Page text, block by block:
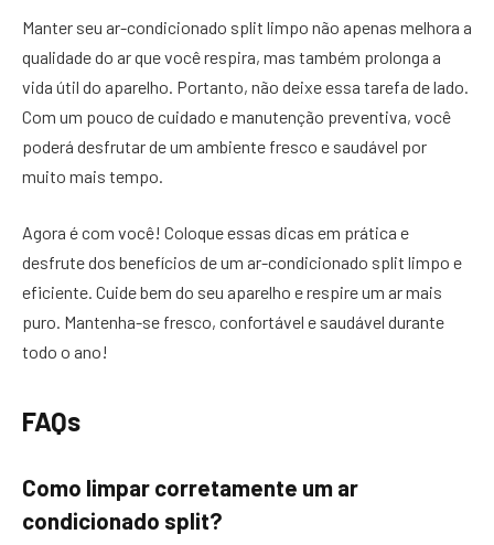
Manter seu ar-condicionado split limpo não apenas melhora a
qualidade do ar que você respira, mas também prolonga a
vida útil do aparelho. Portanto, não deixe essa tarefa de lado.
Com um pouco de cuidado e manutenção preventiva, você
poderá desfrutar de um ambiente fresco e saudável por
muito mais tempo.
Agora é com você! Coloque essas dicas em prática e
desfrute dos benefícios de um ar-condicionado split limpo e
eficiente. Cuide bem do seu aparelho e respire um ar mais
puro. Mantenha-se fresco, confortável e saudável durante
todo o ano!
FAQs
Como limpar corretamente um ar
condicionado split?